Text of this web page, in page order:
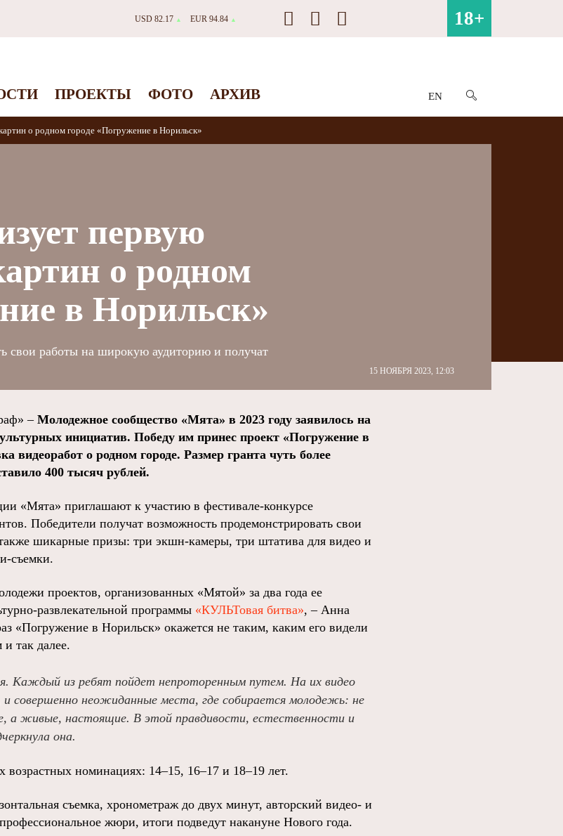
USD 82.17 ▲ EUR 94.84 ▲ 18+
ПРОЕКТЫ ФОТО АРХИВ EN
о родном городе «Погружение в Норильск»
первую
о родном
в Норильск»
15 НОЯБРЯ 2023, 12:03
свои работы на широкую аудиторию и получат
– Молодежное сообщество «Мята» в 2023 году заявилось на
инициатив. Победу им принес проект «Погружение в
видеоработ о родном городе. Размер гранта чуть более
400 тысяч рублей.
«Мята» приглашают к участию в фестивале-конкурсе
Победители получат возможность продемонстрировать свои
шикарные призы: три экшн-камеры, три штатива для видео и
съемки.
проектов, организованных «Мятой» за два года ее
развлекательной программы «КУЛЬТовая битва», – Анна
«Погружение в Норильск» окажется не таким, каким его видели
так далее.
Каждый из ребят пойдет непроторенным путем. На их видео
и совершенно неожиданные места, где собирается молодежь: не
а живые, настоящие. В этой правдивости, естественности и
она.
возрастных номинациях: 14–15, 16–17 и 18–19 лет.
съемка, хронометраж до двух минут, авторский видео- и
жюри, итоги подведут накануне Нового года.